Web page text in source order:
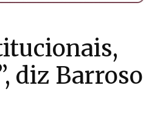
diz Barroso